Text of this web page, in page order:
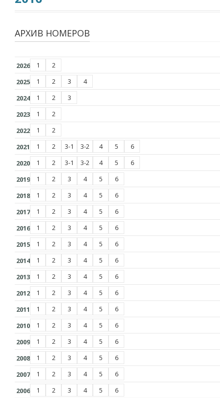
АРХИВ НОМЕРОВ
2026 1
2
2025
1 2 3
4
2024
1 2
3
2023
1
2
2022
1
2
2021
1 2 3-1 3-2 4 5
6
2020
1 2 3-1 3-2 4 5
6
2019
1 2 3 4 5
6
2018
1 2 3 4 5
6
2017
1 2 3 4 5
6
2016
1 2 3 4 5
6
2015
1 2 3 4 5
6
2014
1 2 3 4 5
6
2013
1 2 3 4 5
6
2012
1 2 3 4 5
6
2011
1 2 3 4 5
6
2010
1 2 3 4 5
6
2009
1 2 3 4 5
6
2008
1 2 3 4 5
6
2007
1 2 3 4 5
6
2006
1 2 3 4 5 6